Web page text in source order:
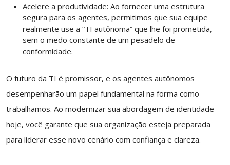
Acelere a produtividade: Ao fornecer uma estrutura
segura para os agentes, permitimos que sua equipe
realmente use a “TI autônoma” que lhe foi prometida,
sem o medo constante de um pesadelo de
conformidade.
O futuro da TI é promissor, e os agentes autônomos
desempenharão um papel fundamental na forma como
trabalhamos. Ao modernizar sua abordagem de identidade
hoje, você garante que sua organização esteja preparada
para liderar esse novo cenário com confiança e clareza.